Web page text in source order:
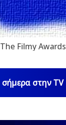
The Filmy Awards
σήμερα στην TV